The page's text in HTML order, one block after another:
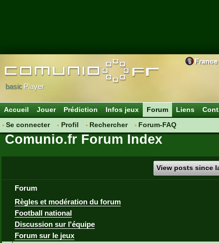
France
basicPlayer
Accueil Jouer Prédiction Infos jeux
Forum
Se connecter
Profil Rechercher Forum-FAQ
Liens
Comunio.fr Forum Index
View posts since
Forum
Règles et modération du forum
Football national
Discussion sur l'équipe
Forum sur le jeux